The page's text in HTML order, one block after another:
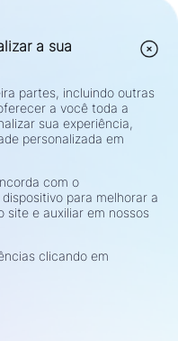
Negociar tais
para todos os
perda está diretamente
Antes de negociar,
de investimento,
e tolerância a riscos.
ou os termos da
de um consultor
fundos que você não
a sua
partes, incluindo outras
a você toda a
sua experiência,
personalizada em
com o
para melhorar a
site e auxiliar em nossos
clicando em